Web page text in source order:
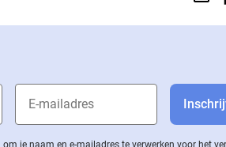
je naam en e-mailadres te verwerken voor het